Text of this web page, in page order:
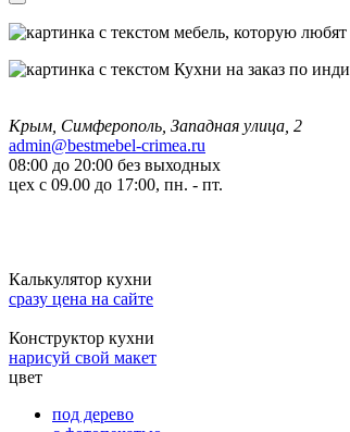
Крым, Симферополь, Западная улица, 2
admin@bestmebel-crimea.ru
08:00 до 20:00 без выходных
цех с 09.00 до 17:00, пн. - пт.
Калькулятор кухни
сразу цена на сайте
Конструктор кухни
нарисуй свой макет
цвет
под дерево